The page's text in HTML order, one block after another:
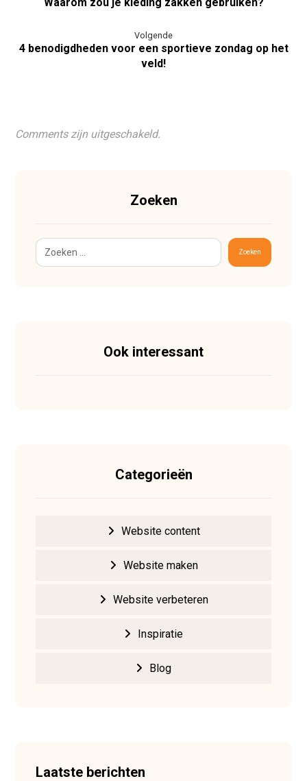
Volgende
4 benodigdheden voor een sportieve zondag op het
veld!
Comments zijn uitgeschakeld.
Zoeken
Zoeken
Ook interessant
Categorieën
Website content
Website maken
Website verbeteren
Inspiratie
Blog
Laatste berichten